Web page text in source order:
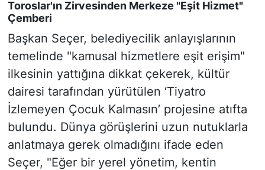
Toroslar'ın Zirvesinden Merkeze "Eşit Hizmet"
Çemberi
Başkan Seçer, belediyecilik anlayışlarının
temelinde "kamusal hizmetlere eşit erişim"
ilkesinin yattığına dikkat çekerek, kültür
dairesi tarafından yürütülen ‘Tiyatro
İzlemeyen Çocuk Kalmasın’ projesine atıfta
bulundu. Dünya görüşlerini uzun nutuklarla
anlatmaya gerek olmadığını ifade eden
Seçer, "Eğer bir yerel yönetim, kentin